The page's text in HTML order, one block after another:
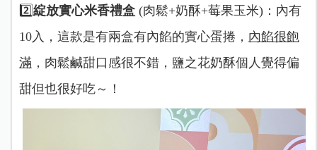
2️⃣ 綻放實心米香禮盒 (肉鬆+奶酥+莓果玉米)：內有
10入，這款是有兩盒有內餡的實心蛋捲， 內餡很飽
滿，肉鬆鹹甜口感很不錯，鹽之花奶酥個人覺得偏
甜但也很好吃～！